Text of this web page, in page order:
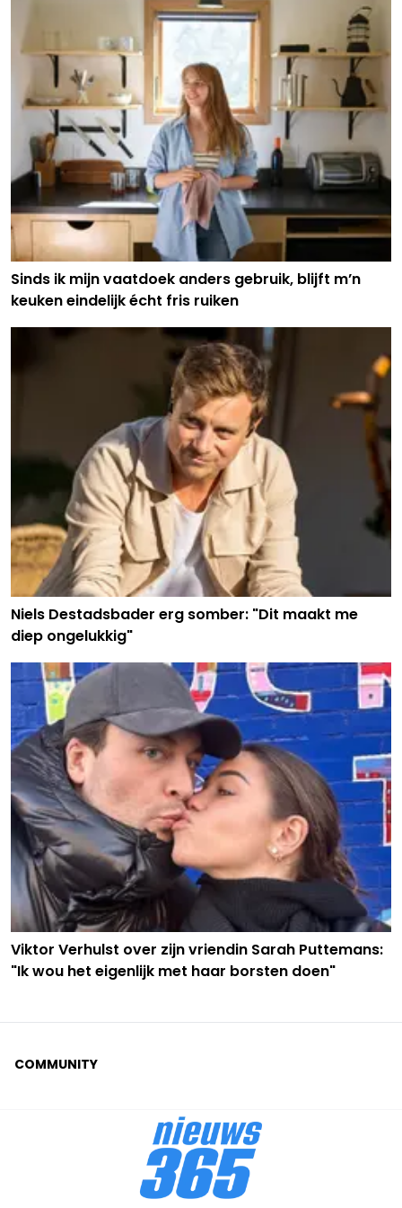
Sinds ik mijn vaatdoek anders gebruik, blijft m’n
keuken eindelijk écht fris ruiken
Niels Destadsbader erg somber: "Dit maakt me
diep ongelukkig"
Viktor Verhulst over zijn vriendin Sarah Puttemans:
"Ik wou het eigenlijk met haar borsten doen"
COMMUNITY